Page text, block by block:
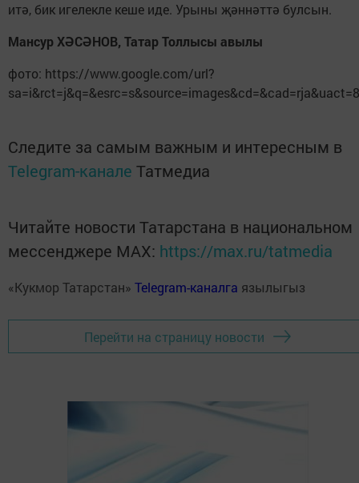
итә, бик игелекле кеше иде. Урыны җәннәттә булсын.
Мансур ХӘСӘНОВ, Татар Толлысы авылы
фото: https://www.google.com/url?
Следите за самым важным и интересным в
Telegram-канале Татмедиа
Читайте новости Татарстана в национальном
мессенджере MАХ: https://max.ru/tatmedia
«Кукмор Татарстан» Telegram-каналга язылыгыз
Перейти на страницу новости